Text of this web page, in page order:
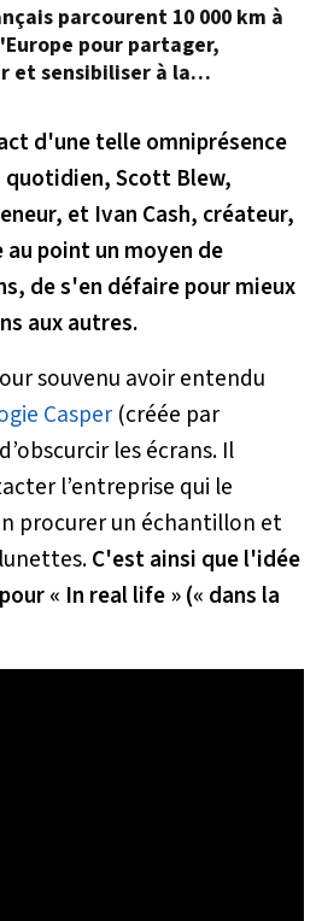
parcourent 10 000 km à
pour partager,
et sensibiliser à la
d'une telle omniprésence
Scott Blew,
et Ivan Cash, créateur,
point un moyen de
de s'en défaire pour mieux
aux autres.
souvenu avoir entendu
Casper (créée par
les écrans. Il
l’entreprise qui le
procurer un échantillon et
C'est ainsi que l'idée
« In real life » (« dans la